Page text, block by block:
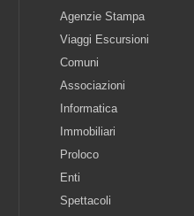
Agenzie Stampa
Viaggi Escursioni
Comuni
Associazioni
Informatica
Immobiliari
Proloco
Enti
Spettacoli